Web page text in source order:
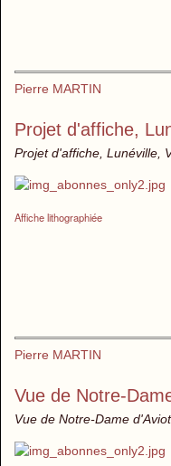
Pierre MARTIN
Projet d'affiche,
Projet d'affiche, Lunéville,
Affiche lithographiée
Pierre MARTIN
Vue de Notre-
Vue de Notre-Dame